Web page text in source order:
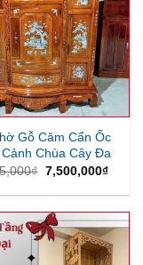
Gỗ Căm Cẩn Ốc
Chùa Cây Đa
₫ Giá
gốc
là:
7,500,000₫Giá
tại